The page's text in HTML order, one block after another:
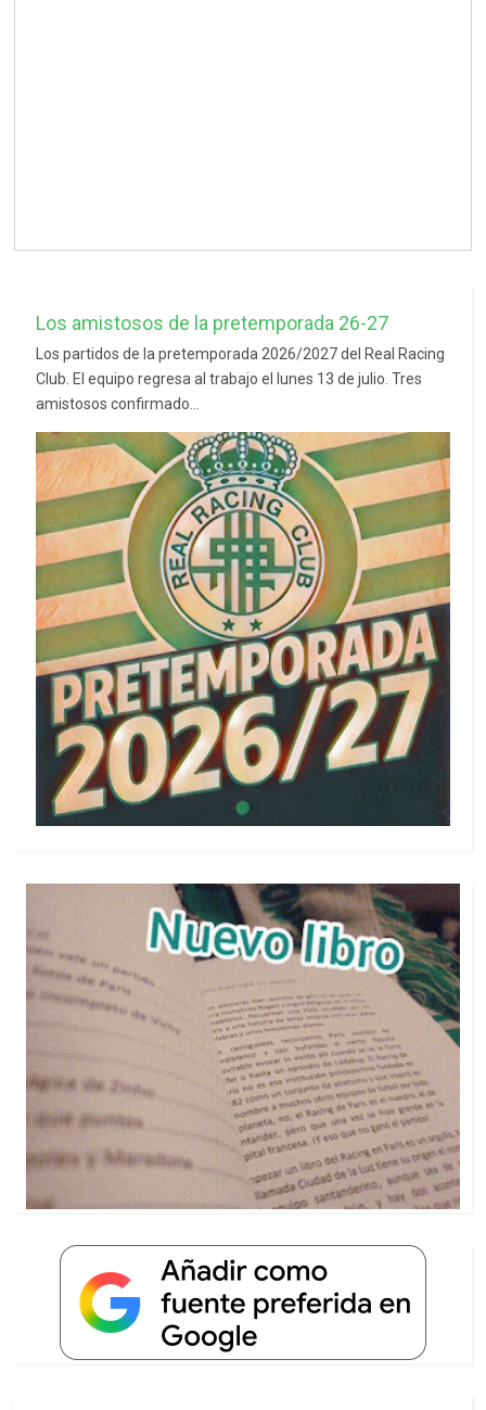
Los amistosos de la pretemporada 26-27
Los partidos de la pretemporada 2026/2027 del Real Racing
Club. El equipo regresa al trabajo el lunes 13 de julio. Tres
amistosos confirmado...